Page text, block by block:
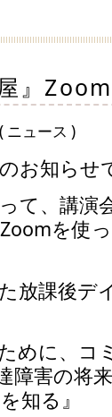
』
( ニュース )
お知らせ
て、講演
を使
放課後デ
めに、
障害の将
知る』